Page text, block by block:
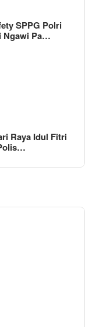
SPPG Polri
Ngawi Pa…
Raya Idul Fitri